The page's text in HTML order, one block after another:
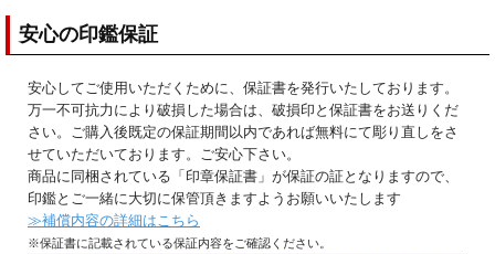
安心の印鑑保証
安心してご使用いただくために、保証書を発行いたしております。
万一不可抗力により破損した場合は、破損印と保証書をお送りくだ
さい。ご購入後既定の保証期間以内であれば無料にて彫り直しをさ
せていただいております。ご安心下さい。
商品に同梱されている「印章保証書」が保証の証となりますので、
印鑑とご一緒に大切に保管頂きますようお願いいたします
≫補償内容の詳細はこちら
※保証書に記載されている保証内容をご確認ください。